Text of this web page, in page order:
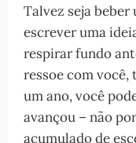
Talvez seja beber
escrever uma
respirar fundo
ressoe com
um ano, você
avançou – não
acumulado de